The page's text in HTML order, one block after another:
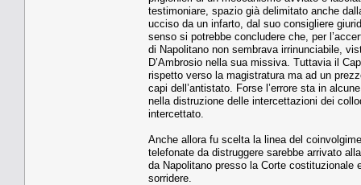
testimoniare, spazio già delimitato anche
ucciso da un infarto, dal suo consigliere
senso si potrebbe concludere che, per
di Napolitano non sembrava irrinunciabile,
D’Ambrosio nella sua missiva. Tuttavia il
rispetto verso la magistratura ma ad un
capi dell’antistato. Forse l’errore sta in
nella distruzione delle intercettazioni dei
intercettato.
Anche allora fu scelta la linea del
telefonate da distruggere sarebbe arrivato
da Napolitano presso la Corte costituzionale
sorridere.